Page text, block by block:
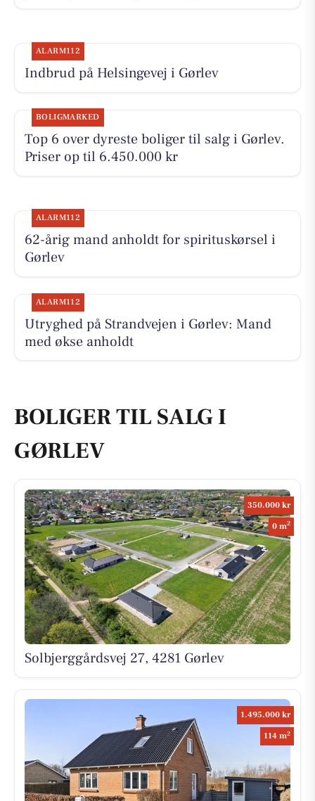
ALARM112
Indbrud på Helsingevej i Gørlev
BOLIGMARKED
Top 6 over dyreste boliger til salg i Gørlev.
Priser op til 6.450.000 kr
ALARM112
62-årig mand anholdt for spirituskørsel i
Gørlev
ALARM112
Utryghed på Strandvejen i Gørlev: Mand
med økse anholdt
BOLIGER TIL SALG I
GØRLEV
350.000 kr
0 m2
Solbjerggårdsvej 27, 4281 Gørlev
1.495.000 kr
114 m2